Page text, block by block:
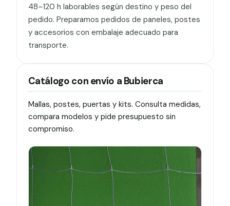
48–120 h laborables según destino y peso del
pedido. Preparamos pedidos de paneles, postes
y accesorios con embalaje adecuado para
transporte.
Catálogo con envío a Bubierca
Mallas, postes, puertas y kits. Consulta medidas,
compara modelos y pide presupuesto sin
compromiso.